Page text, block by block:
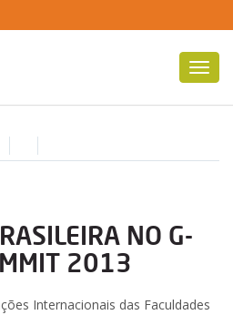
NO G-
2013
Internacionais das Faculdades